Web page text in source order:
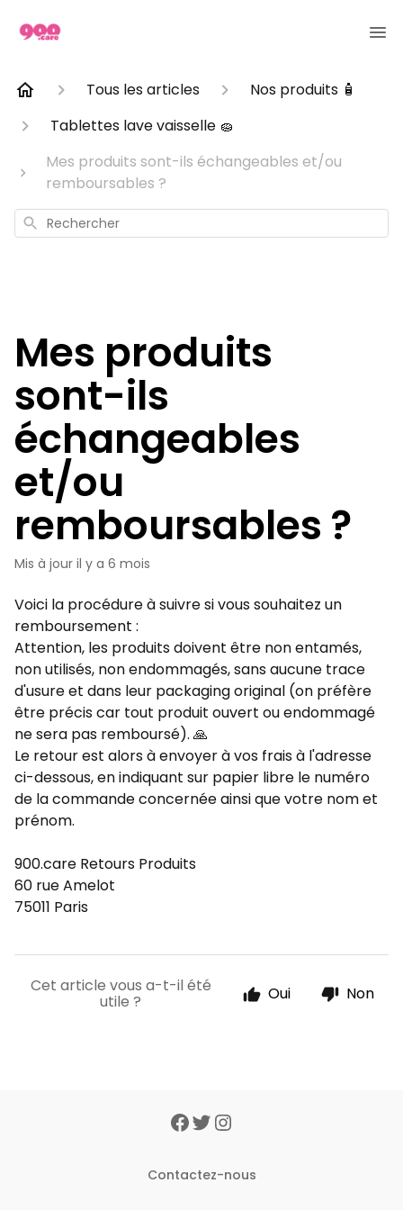
Tous les articles
Nos produits 🧴
Tablettes lave vaisselle 🧽
Mes produits sont-ils échangeables et/ou
remboursables ?
Rechercher
Mes produits
sont-ils
échangeables
et/ou
remboursables ?
Mis à jour il y a 6 mois
Voici la procédure à suivre si vous souhaitez un
remboursement :
Attention, les produits doivent être non entamés,
non utilisés, non endommagés, sans aucune trace
d'usure et dans leur packaging original (on préfère
être précis car tout produit ouvert ou endommagé
ne sera pas remboursé). 🙏
Le retour est alors à envoyer à vos frais à l'adresse
ci-dessous, en indiquant sur papier libre le numéro
de la commande concernée ainsi que votre nom et
prénom.
900.care Retours Produits
60 rue Amelot
75011 Paris
Cet article vous a-t-il été
utile ? Oui Non
Contactez-nous